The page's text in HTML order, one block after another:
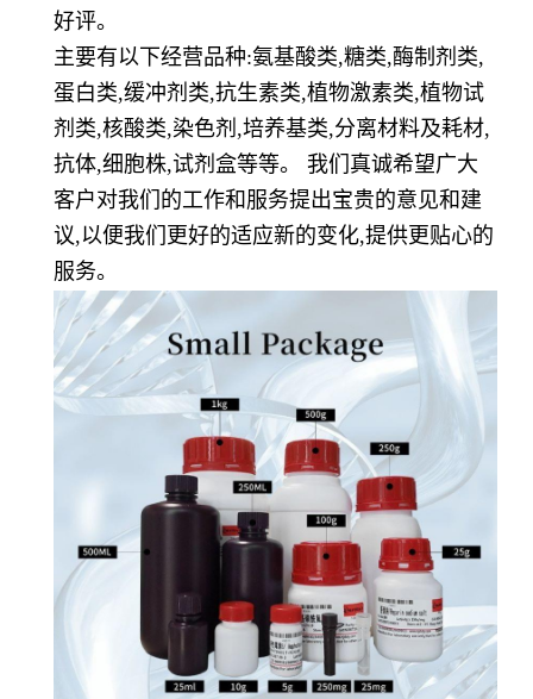
好评。
主要有以下经营品种:氨基酸类,糖类,酶制剂类,
蛋白类,缓冲剂类,抗生素类,植物激素类,植物试
剂类,核酸类,染色剂,培养基类,分离材料及耗材,
抗体,细胞株,试剂盒等等。 我们真诚希望广大
客户对我们的工作和服务提出宝贵的意见和建
议,以便我们更好的适应新的变化,提供更贴心的
服务。